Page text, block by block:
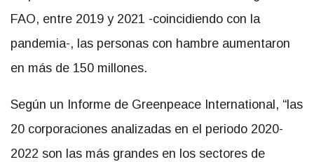
FAO, entre 2019 y 2021 -coincidiendo con la
pandemia-, las personas con hambre aumentaron
en más de 150 millones.
Según un Informe de Greenpeace International, “las
20 corporaciones analizadas en el periodo 2020-
2022 son las más grandes en los sectores de